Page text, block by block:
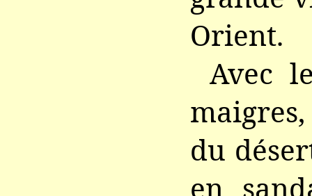
Orient.
Avec
du
en